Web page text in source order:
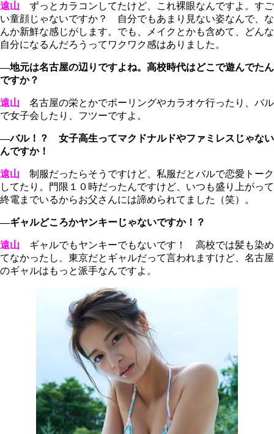
遠山 ずっとカラコンしてたけど、これ裸眼なんですよ。すご
い童顔じゃないですか？ 自分でもあまり見ない姿なんで、な
んか新鮮な感じがします。でも、メイクとかも含めて、どんな
自分になるんだろうってワクワク感はありました。
―地元は名古屋の辺りですよね。高校時代はどこで遊んでたん
ですか？
遠山 名古屋の栄とかでボーリングやカラオケ行ったり、バル
で女子会したり、フツーですよ。
―バル！？ 女子高生ってマクドナルドやファミレスじゃない
んですか！
遠山 制服だったらそうですけど、私服だとバルで恋愛トーク
してたり。門限１０時だったんですけど、いつも盛り上がって
終電までいるからお父さんには諦められてました（笑）。
―ギャルどころかヤンキーじゃないですか！？
遠山 ギャルでもヤンキーでもないです！ 高校では髪も染め
てなかったし、東京だとギャルだって言われますけど、名古屋
のギャルはもっと派手なんですよ。